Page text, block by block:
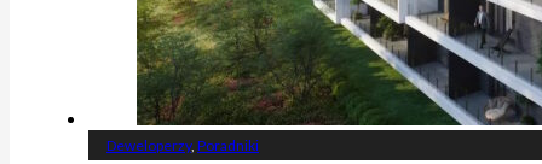
Deweloperzy, Poradniki